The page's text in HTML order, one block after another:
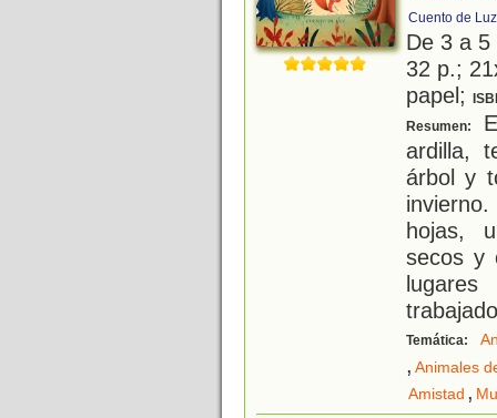
Cuento de Luz
De 3 a
32 p.;
papel;
Resumen:
ardilla,
árbol y
hojas,
secos y
Temática:
, Animales
Amistad ,